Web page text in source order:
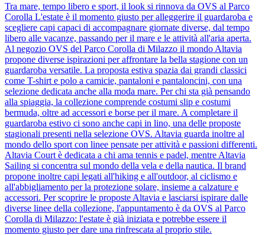
Tra mare, tempo libero e sport, il look si rinnova da OVS al Parco
Corolla L'estate è il momento giusto per alleggerire il guardaroba e
scegliere capi capaci di accompagnare giornate diverse, dal tempo
libero alle vacanze, passando per il mare e le attività all'aria aperta.
Al negozio OVS del Parco Corolla di Milazzo il mondo Altavia
propone diverse ispirazioni per affrontare la bella stagione con un
guardaroba versatile. La proposta estiva spazia dai grandi classici
come T-shirt e polo a camicie, pantaloni e pantaloncini, con una
selezione dedicata anche alla moda mare. Per chi sta già pensando
alla spiaggia, la collezione comprende costumi slip e costumi
bermuda, oltre ad accessori e borse per il mare. A completare il
guardaroba estivo ci sono anche capi in lino, una delle proposte
stagionali presenti nella selezione OVS. Altavia guarda inoltre al
mondo dello sport con linee pensate per attività e passioni differenti.
Altavia Court è dedicata a chi ama tennis e padel, mentre Altavia
Sailing si concentra sul mondo della vela e della nautica. Il brand
propone inoltre capi legati all'hiking e all'outdoor, al ciclismo e
all'abbigliamento per la protezione solare, insieme a calzature e
accessori. Per scoprire le proposte Altavia e lasciarsi ispirare dalle
diverse linee della collezione, l'appuntamento è da OVS al Parco
Corolla di Milazzo: l'estate è già iniziata e potrebbe essere il
momento giusto per dare una rinfrescata al proprio stile.